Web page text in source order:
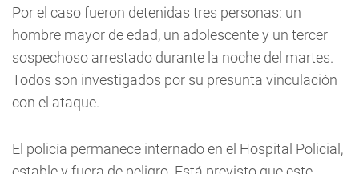
Por el caso fueron detenidas tres personas: un
hombre mayor de edad, un adolescente y un tercer
sospechoso arrestado durante la noche del martes.
Todos son investigados por su presunta vinculación
con el ataque.
El policía permanece internado en el Hospital Policial,